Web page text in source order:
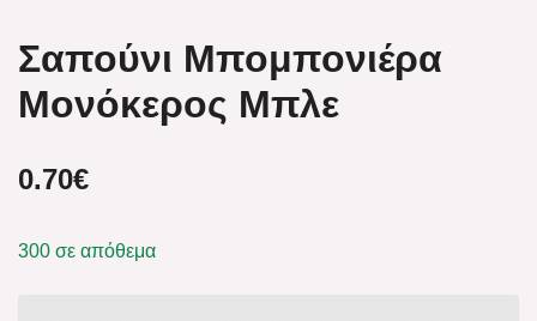
Σαπούνι Μπομπονιέρα
Μονόκερος Μπλε
0.70€
300 σε απόθεμα